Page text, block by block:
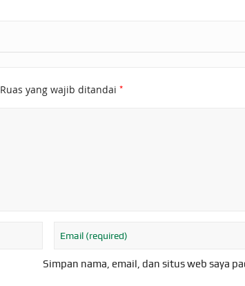
Ruas yang wajib ditandai *
Simpan nama, email, dan situs web saya